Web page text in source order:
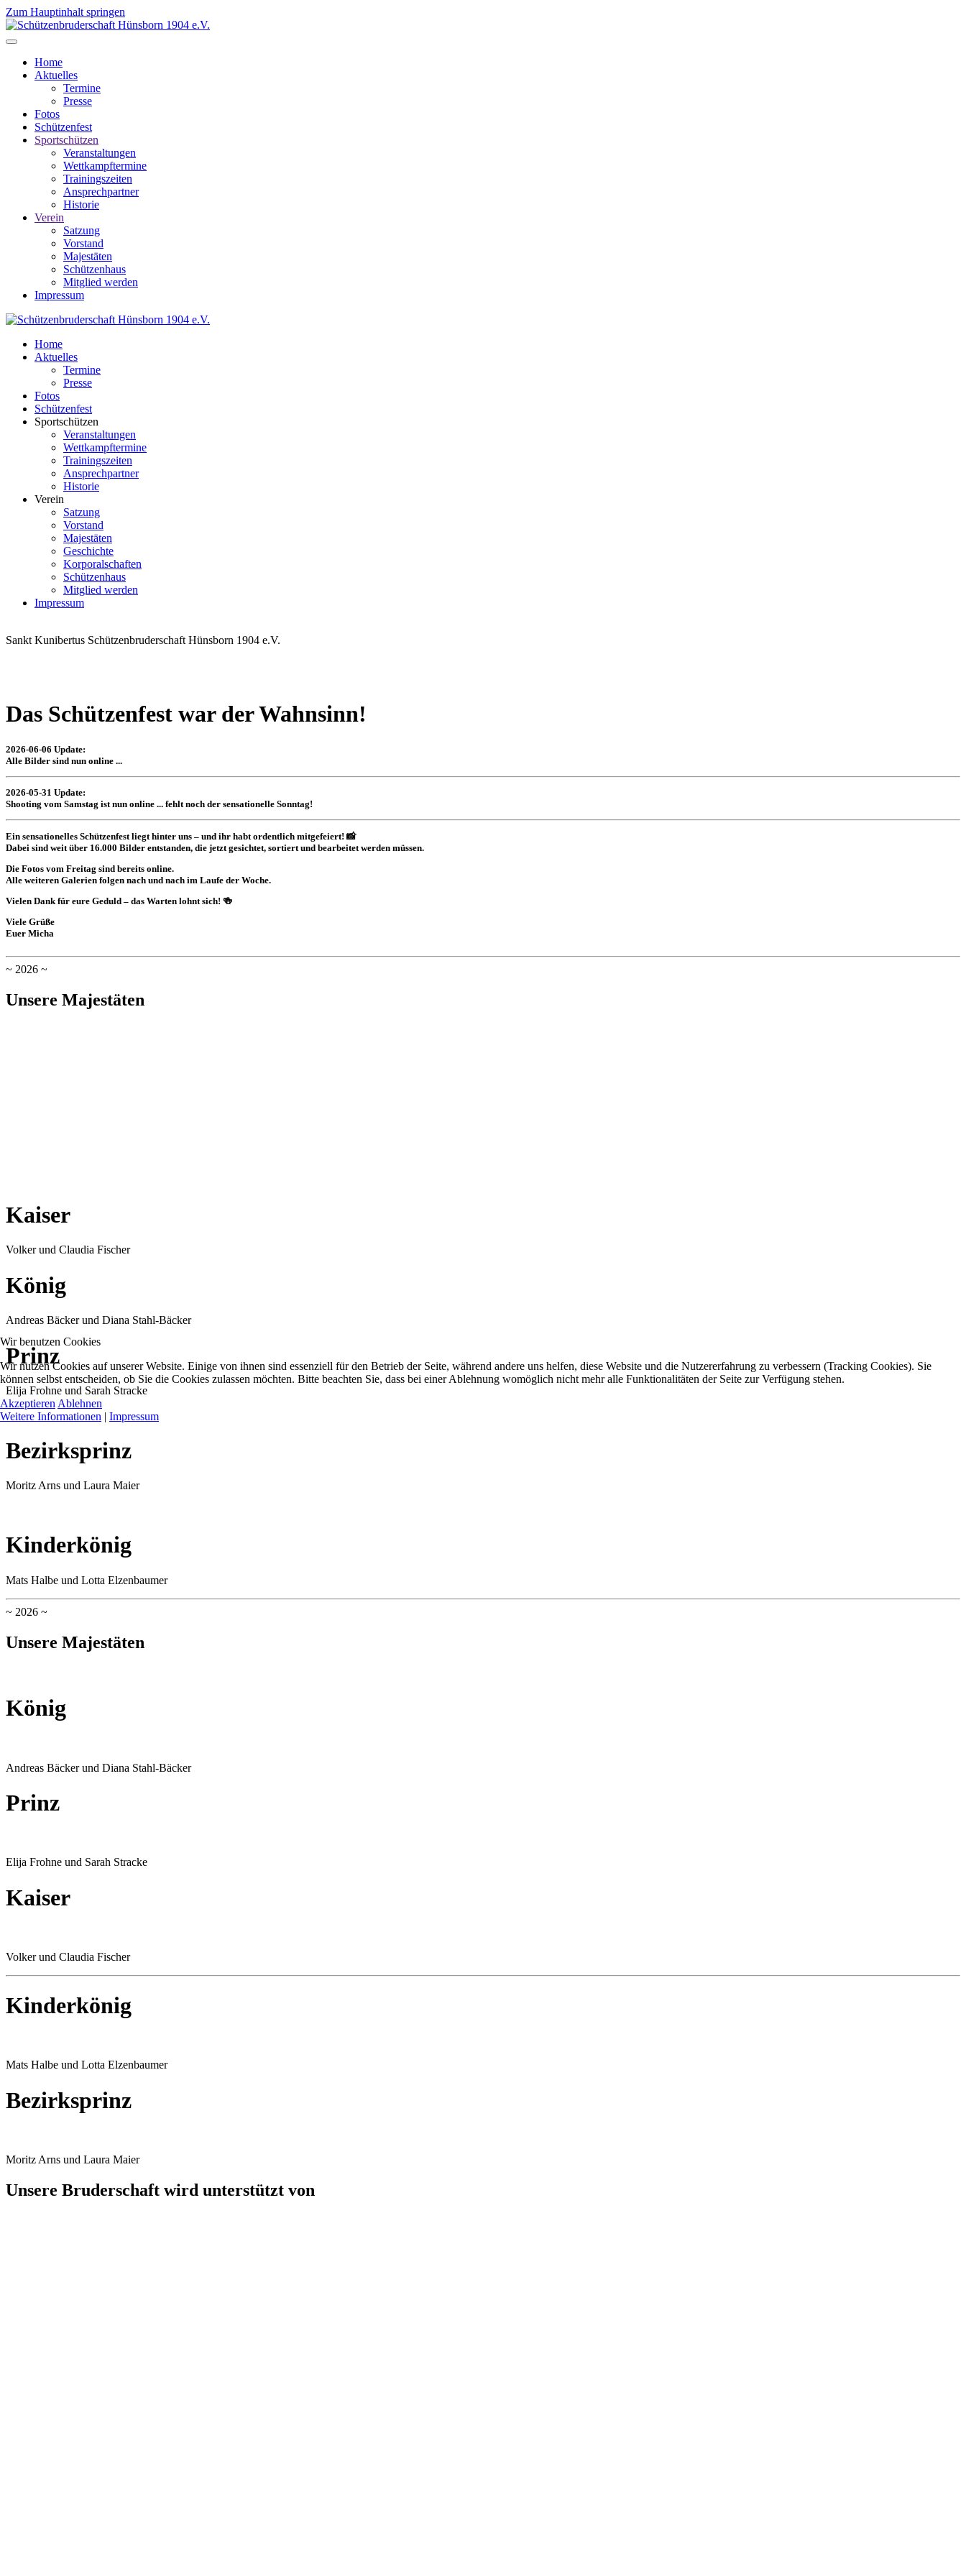
Zum Hauptinhalt springen
Home
Aktuelles
Termine
Presse
Fotos
Schützenfest
Sportschützen
Veranstaltungen
Wettkampftermine
Trainingszeiten
Ansprechpartner
Historie
Verein
Satzung
Vorstand
Majestäten
Schützenhaus
Mitglied werden
Impressum
Home
Aktuelles
Termine
Presse
Fotos
Schützenfest
Sportschützen
Veranstaltungen
Wettkampftermine
Trainingszeiten
Ansprechpartner
Historie
Verein
Satzung
Vorstand
Majestäten
Geschichte
Korporalschaften
Schützenhaus
Mitglied werden
Impressum
Sankt Kunibertus Schützenbruderschaft Hünsborn 1904 e.V.
Das Schützenfest war der Wahnsinn!
2026-06-06 Update:
Alle Bilder sind nun online ...
2026-05-31 Update:
Shooting vom Samstag ist nun online ... fehlt noch der sensationelle Sonntag!
Ein sensationelles Schützenfest liegt hinter uns – und ihr habt ordentlich mitgefeiert! 📸
Dabei sind weit über 16.000 Bilder entstanden, die jetzt gesichtet, sortiert und bearbeitet werden müssen.
Die Fotos vom Freitag sind bereits online.
Alle weiteren Galerien folgen nach und nach im Laufe der Woche.
Vielen Dank für eure Geduld – das Warten lohnt sich! 🍻
Viele Grüße
Euer Micha
~ 2026 ~
Unsere Majestäten
Kaiser
Volker und Claudia Fischer
König
Andreas Bäcker und Diana Stahl-Bäcker
Prinz
Elija Frohne und Sarah Stracke
Bezirksprinz
Moritz Arns und Laura Maier
Kinderkönig
Mats Halbe und Lotta Elzenbaumer
~ 2026 ~
Unsere Majestäten
König
Andreas Bäcker und Diana Stahl-Bäcker
Prinz
Elija Frohne und Sarah Stracke
Kaiser
Volker und Claudia Fischer
Kinderkönig
Mats Halbe und Lotta Elzenbaumer
Bezirksprinz
Moritz Arns und Laura Maier
Unsere Bruderschaft wird unterstützt von
Wir benutzen Cookies
Wir nutzen Cookies auf unserer Website. Einige von ihnen sind essenziell für den Betrieb der Seite, während andere uns helfen, diese Website und die Nutzererfahrung zu verbessern (Tracking Cookies). Sie
können selbst entscheiden, ob Sie die Cookies zulassen möchten. Bitte beachten Sie, dass bei einer Ablehnung womöglich nicht mehr alle Funktionalitäten der Seite zur Verfügung stehen.
Akzeptieren Ablehnen
Weitere Informationen | Impressum